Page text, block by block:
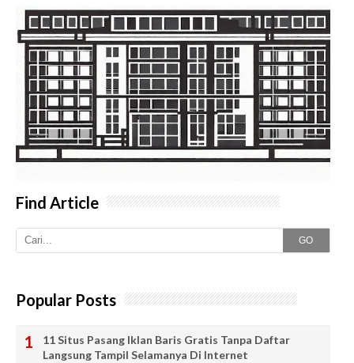
Find Article
GO
Popular Posts
11 Situs Pasang Iklan Baris Gratis Tanpa Daftar
Langsung Tampil Selamanya Di Internet